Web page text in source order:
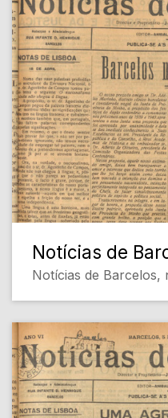
Notícias de
Notícias de Barcelos,